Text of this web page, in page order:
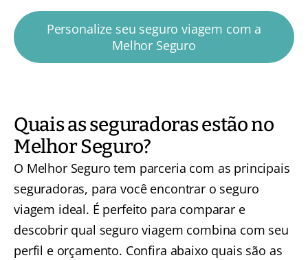
Personalize seu seguro viagem com a
Melhor Seguro
Quais as seguradoras estão no
Melhor Seguro?
O Melhor Seguro tem parceria com as principais
seguradoras, para você encontrar o seguro
viagem ideal. É perfeito para comparar e
descobrir qual seguro viagem combina com seu
perfil e orçamento. Confira abaixo quais são as